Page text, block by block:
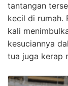
tantangan
kecil di rumah.
kali
kesuciannya
tua juga kerap